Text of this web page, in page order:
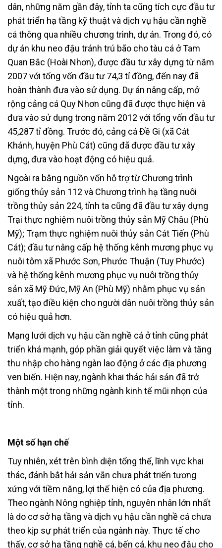
dân, những năm gần đây, tỉnh ta cũng tích cực đầu tư
phát triển hạ tầng kỹ thuật và dịch vụ hậu cần nghề
cá thông qua nhiều chương trình, dự án. Trong đó, có
dự án khu neo đậu tránh trú bão cho tàu cá ở Tam
Quan Bắc (Hoài Nhơn), được đầu tư xây dựng từ năm
2007 với tổng vốn đầu tư 74,3 tỉ đồng, đến nay đã
hoàn thành đưa vào sử dụng. Dự án nâng cấp, mở
rộng cảng cá Quy Nhơn cũng đã được thực hiện và
đưa vào sử dụng trong năm 2012 với tổng vốn đầu tư
45,287 tỉ đồng. Trước đó, cảng cá Đề Gi (xã Cát
Khánh, huyện Phù Cát) cũng đã được đầu tư xây
dựng, đưa vào hoạt động có hiệu quả.
Ngoài ra bằng nguồn vốn hỗ trợ từ Chương trình
giống thủy sản 112 và Chương trình hạ tầng nuôi
trồng thủy sản 224, tỉnh ta cũng đã đầu tư xây dựng
Trại thực nghiệm nuôi trồng thủy sản Mỹ Châu (Phù
Mỹ); Trạm thực nghiệm nuôi thủy sản Cát Tiến (Phù
Cát); đầu tư nâng cấp hệ thống kênh mương phục vụ
nuôi tôm xã Phước Sơn, Phước Thuận (Tuy Phước)
và hệ thống kênh mương phục vụ nuôi trồng thủy
sản xã Mỹ Đức, Mỹ An (Phù Mỹ) nhằm phục vụ sản
xuất, tạo điều kiện cho người dân nuôi trồng thủy sản
có hiệu quả hơn.
Mạng lưới dịch vụ hậu cần nghề cá ở tỉnh cũng phát
triển khá mạnh, góp phần giải quyết việc làm và tăng
thu nhập cho hàng ngàn lao động ở các địa phương
ven biển. Hiện nay, ngành khai thác hải sản đã trở
thành một trong những ngành kinh tế mũi nhọn của
tỉnh.
Một số hạn chế
Tuy nhiên, xét trên bình diện tổng thể, lĩnh vực khai
thác, đánh bắt hải sản vẫn chưa phát triển tương
xứng với tiềm năng, lợi thế hiện có của địa phương.
Theo ngành Nông nghiệp tỉnh, nguyên nhân lớn nhất
là do cơ sở hạ tầng và dịch vụ hậu cần nghề cá chưa
theo kịp sự phát triển của ngành này. Thực tế cho
thấy, cơ sở hạ tầng nghề cá, bến cá, khu neo đậu cho